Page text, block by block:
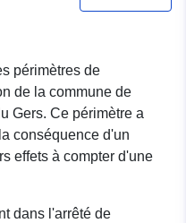
périmètres de
de la commune de
Gers. Ce périmètre a
conséquence d'un
effets à compter d'une
dans l'arrêté de